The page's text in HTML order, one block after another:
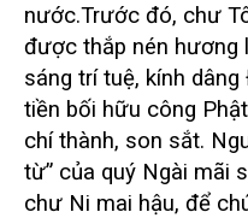
nước.Trước đó, chư
được thắp nén hương
sáng trí tuệ, kính
tiền bối hữu công
chí thành, son sắt.
từ” của quý Ngài mãi
chư Ni mai hậu, để